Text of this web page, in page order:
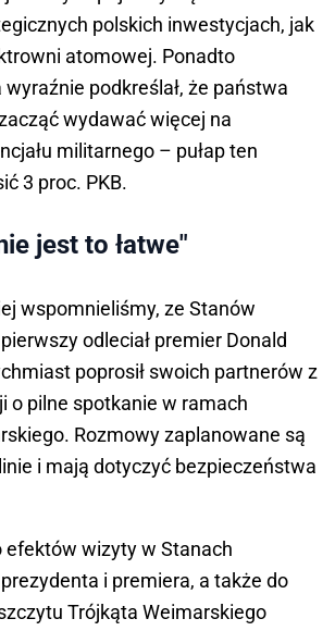
polskich inwestycjach, jak
atomowej. Ponadto
podkreślał, że państwa
wydawać więcej na
militarnego – pułap ten
3 proc. PKB.
jest to łatwe"
wspomnieliśmy, ze Stanów
odleciał premier Donald
poprosił swoich partnerów z
o pilne spotkanie w ramach
Rozmowy zaplanowane są
i mają dotyczyć bezpieczeństwa
efektów wizyty w Stanach
i premiera, a także do
Trójkąta Weimarskiego